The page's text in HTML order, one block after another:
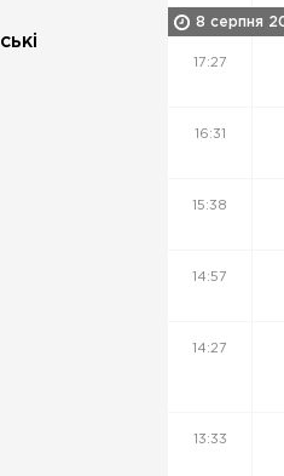
8 серпня
17:27
16:31
15:38
14:57
14:27
13:33